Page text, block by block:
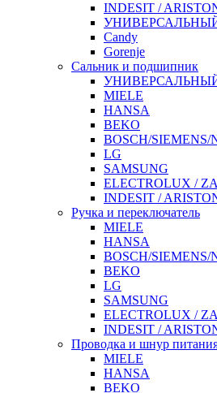
INDESIT /
Candy
Gorenje
Сальник и подшипник
MIELE
HANSA
BEKO
BOSCH/SIEMENS/
LG
SAMSUNG
ELECTROLUX /
INDESIT /
Ручка и переключатель
MIELE
HANSA
BOSCH/SIEMENS/
BEKO
LG
SAMSUNG
ELECTROLUX /
INDESIT /
Проводка и шнур
MIELE
HANSA
BEKO